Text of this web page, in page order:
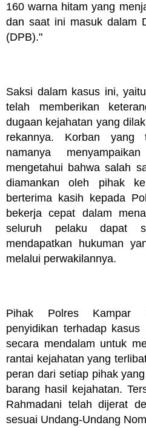
160 warna hitam yang
dan saat ini masuk dalam
(DPB)."
Saksi dalam kasus ini,
telah memberikan
dugaan kejahatan yang
rekannya. Korban yang
namanya
mengetahui bahwa salah
diamankan oleh pihak
berterima kasih kepada
bekerja cepat dalam
seluruh pelaku dapat
mendapatkan hukuman
melalui perwakilannya.
Pihak Polres Kampar
penyidikan terhadap
secara mendalam untuk
rantai kejahatan yang
peran dari setiap pihak
barang hasil kejahatan.
Rahmadani telah dijerat
sesuai Undang-Undang